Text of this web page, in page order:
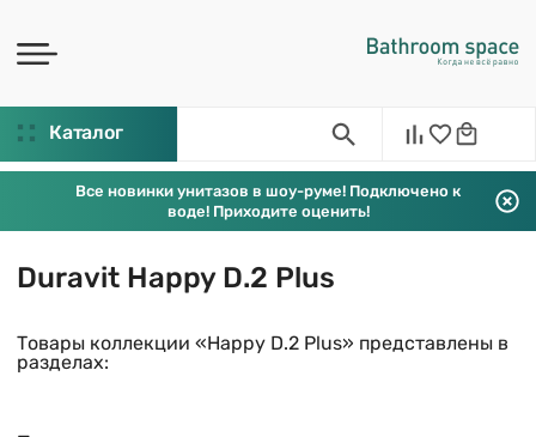
Каталог
Все новинки унитазов в шоу-руме! Подключено к
воде! Приходите оценить!
Duravit Happy D.2 Plus
Товары коллекции «Happy D.2 Plus» представлены в
разделах: